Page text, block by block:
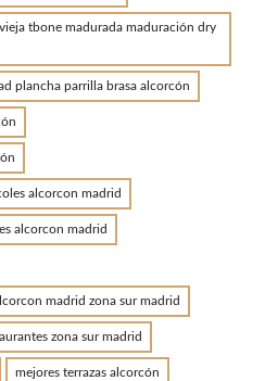
tbone madurada maduración dry
plancha parrilla brasa alcorcón
alcorcon madrid
alcorcon madrid
madrid zona sur madrid
zona sur madrid
mejores terrazas alcorcón